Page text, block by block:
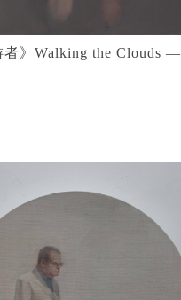
者》Walking the Clouds —